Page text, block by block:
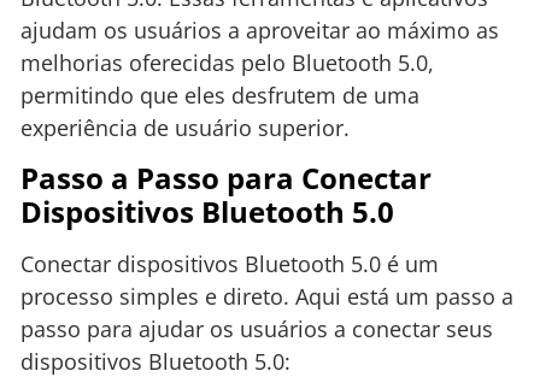
ajudam os usuários a aproveitar ao máximo as
melhorias oferecidas pelo Bluetooth 5.0,
permitindo que eles desfrutem de uma
experiência de usuário superior.
Passo a Passo para Conectar
Dispositivos Bluetooth 5.0
Conectar dispositivos Bluetooth 5.0 é um
processo simples e direto. Aqui está um passo a
passo para ajudar os usuários a conectar seus
dispositivos Bluetooth 5.0: